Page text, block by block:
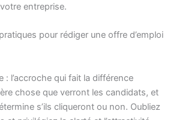
entreprise.
pour rédiger une offre d’emploi
: l’accroche qui fait la différence
chose que verront les candidats, et
s’ils cliqueront ou non. Oubliez